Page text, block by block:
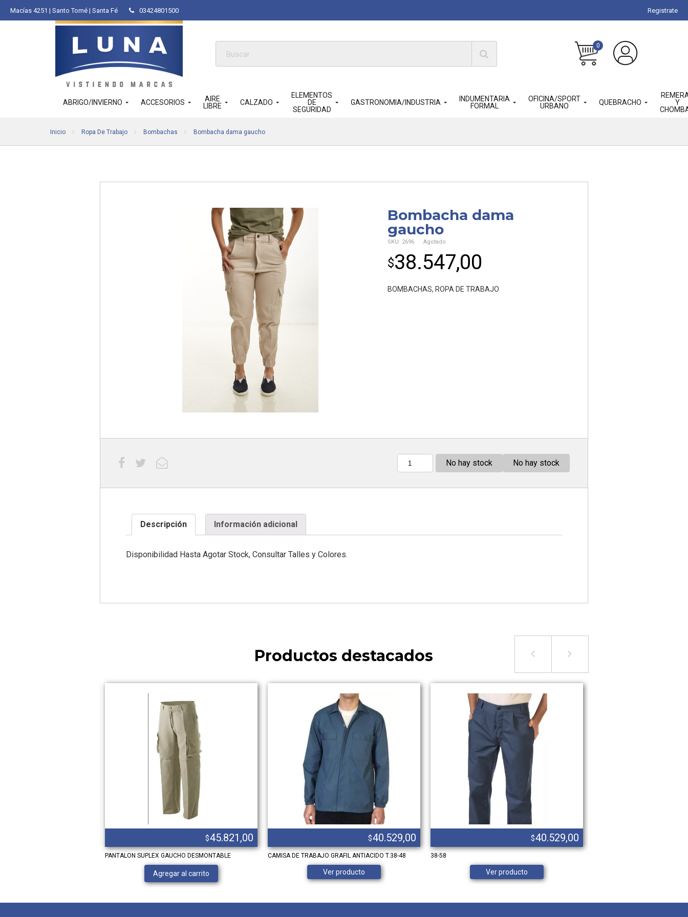
Macías 4251 | Santo Tomé | Santa Fé 03424801500 Registrate
Búsqueda
0
ABRIGO/INVIERNO ACCESORIOS
AIRE
LIBRE
CALZADO
ELEMENTOS
DE
SEGURIDAD
GASTRONOMIA/INDUSTRIA
INDUMENTARIA
FORMAL
OFICINA/SPORT
URBANO
QUEBRACHO
Y
Inicio Ropa De Trabajo Bombachas Bombacha dama gaucho
Bombacha dama
gaucho
SKU: 2696 Agotado
$38.547,00
BOMBACHAS, ROPA DE TRABAJO
Cantidad No hay stock No hay stock
Descripción Información adicional
Disponibilidad Hasta Agotar Stock, Consultar Talles y Colores.
Productos destacados
$45.821,00
PANTALON SUPLEX GAUCHO DESMONTABLE
Agregar al carrito
$40.529,00
CAMISA DE TRABAJO GRAFIL ANTIACIDO T.38-48
Ver producto
$40.529,00
38-58
Ver producto